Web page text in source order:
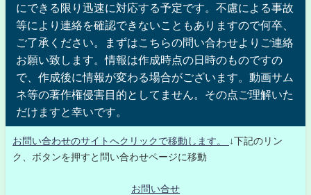
にできる限り迅速に対応する予定です。不慮による事故
等により連絡を確認できないこともありますので何卒、
ご了承ください。まずはこちらの問い合わせよりご連絡
お願い致します。情報は作成時点の日時のものですの
で、作成後に情報が変わる場合がございます。動画サム
ネ等の著作権侵害目的としてません。その点ご理解いた
だけますと幸いです。
お問い合わせのサイトへクリックで移動します。
↓下記のリン
ク、ボタンを押すと問い合わせページに移動
お問い合せ